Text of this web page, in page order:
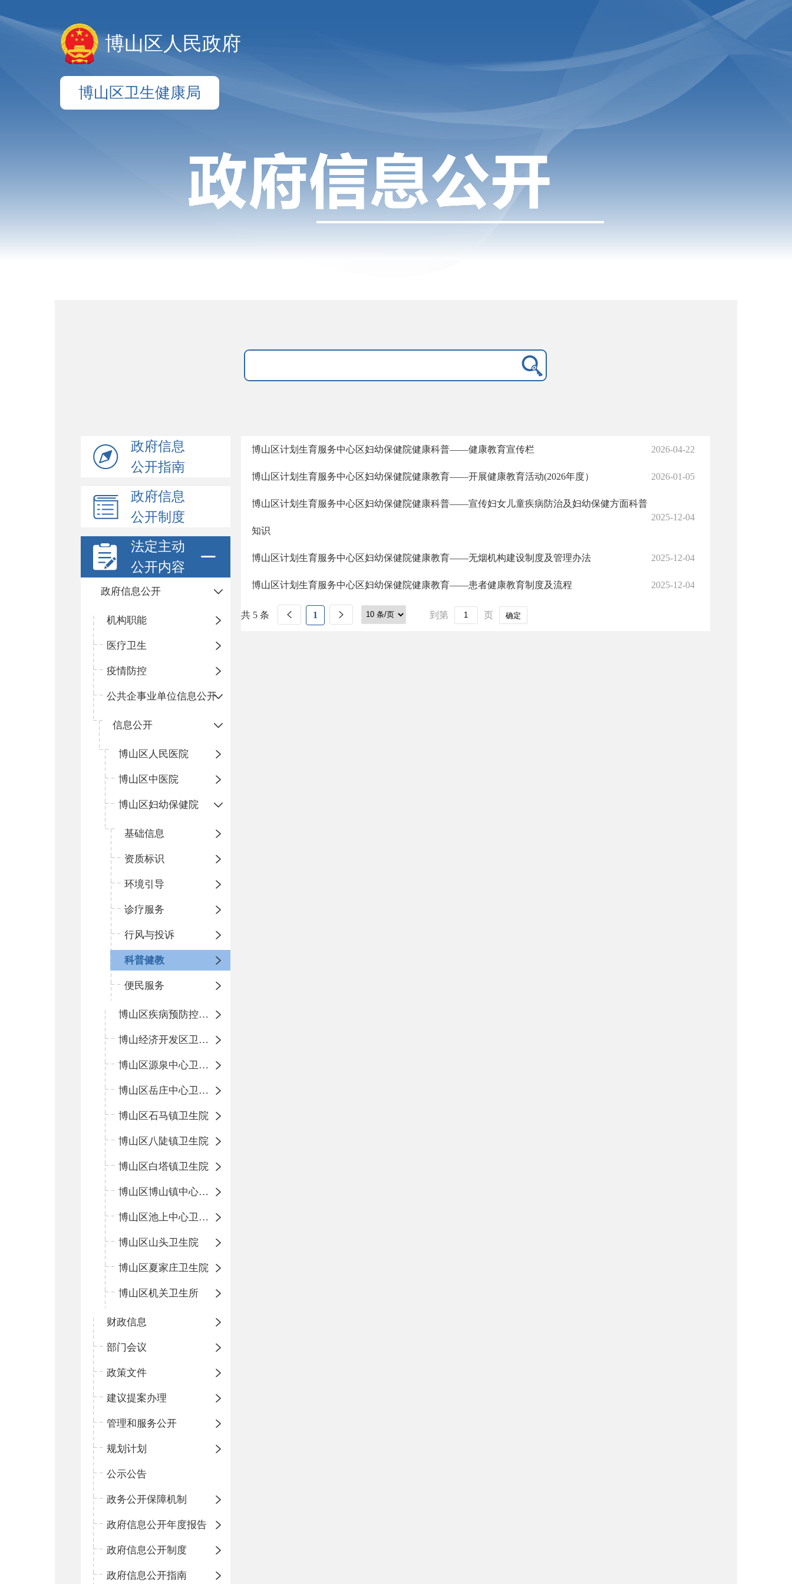
博山区人民政府
博山区卫生健康局
政府信息
公开指南
政府信息
公开制度
法定主动
公开内容
政府信息公开
机构职能
医疗卫生
疫情防控
公共企事业单位信息公开
信息公开
​博山区人民医院
博山区中医院
博山区妇幼保健院
基础信息
资质标识
环境引导
诊疗服务
行风与投诉
科普健教
便民服务
博山区疾病预防控制中心
博山经济开发区卫生院
博山区源泉中心卫生院（博山区第二人民医院）
博山区岳庄中心卫生院
博山区石马镇卫生院
博山区八陡镇卫生院
博山区白塔镇卫生院
博山区博山镇中心卫生院（南院区、北院区）
博山区池上中心卫生院
博山区山头卫生院
博山区夏家庄卫生院
博山区机关卫生所
财政信息
部门会议
政策文件
建议提案办理
管理和服务公开
规划计划
公示公告
政务公开保障机制
政府信息公开年度报告
政府信息公开制度
政府信息公开指南
博山区计划生育服务中心区妇幼保健院健康科普——健康教育宣传栏 2026-04-22
博山区计划生育服务中心区妇幼保健院健康教育——开展健康教育活动(2026年度） 2026-01-05
博山区计划生育服务中心区妇幼保健院健康科普——宣传妇女儿童疾病防治及妇幼保健方面科普
知识
2025-12-04
博山区计划生育服务中心区妇幼保健院健康教育——无烟机构建设制度及管理办法 2025-12-04
博山区计划生育服务中心区妇幼保健院健康教育——患者健康教育制度及流程 2025-12-04
共 5 条 1 到第 页 确定